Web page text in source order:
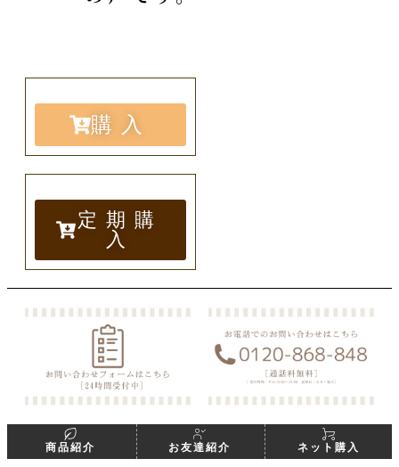
購入
定期購
入
商品紹介 お友達紹介 ネット購入